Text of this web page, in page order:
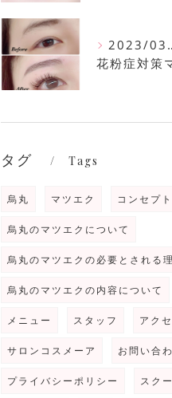
2023/03/30
タグ Tags
烏丸 マツエク コンセプト
烏丸のマツエクについて
烏丸のマツエクの必要とされる
烏丸のマツエクの内容について
メニュー スタッフ アク
サロンコスメーア お問い合
プライバシーポリシー スク